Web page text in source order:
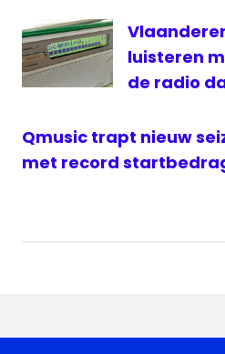
luisteren
de radio
Qmusic trapt nieuw
met record